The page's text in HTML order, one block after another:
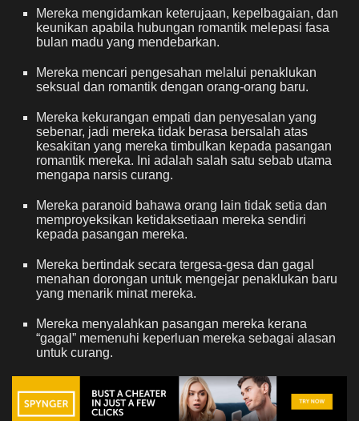
Mereka mengidamkan keterujaan, kepelbagaian, dan
keunikan apabila hubungan romantik melepasi fasa
bulan madu yang mendebarkan.
Mereka mencari pengesahan melalui penaklukan
seksual dan romantik dengan orang-orang baru.
Mereka kekurangan empati dan penyesalan yang
sebenar, jadi mereka tidak berasa bersalah atas
kesakitan yang mereka timbulkan kepada pasangan
romantik mereka. Ini adalah salah satu sebab utama
mengapa narsis curang.
Mereka paranoid bahawa orang lain tidak setia dan
memproyeksikan ketidaksetiaan mereka sendiri
kepada pasangan mereka.
Mereka bertindak secara tergesa-gesa dan gagal
menahan dorongan untuk mengejar penaklukan baru
yang menarik minat mereka.
Mereka menyalahkan pasangan mereka kerana
“gagal” memenuhi keperluan mereka sebagai alasan
untuk curang.